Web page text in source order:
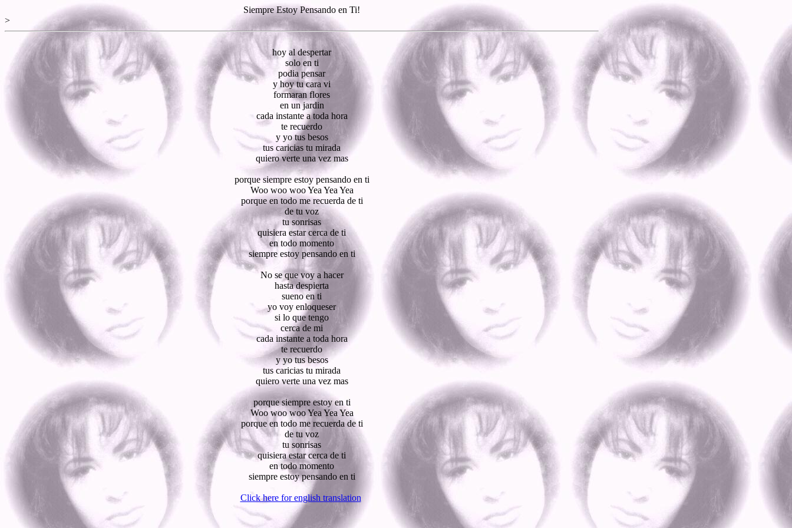
Siempre Estoy Pensando en Ti!
>
hoy al despertar
solo en ti
podia pensar
y hoy tu cara vi
formaran flores
en un jardin
cada instante a toda hora
te recuerdo
y yo tus besos
tus caricias tu mirada
quiero verte una vez mas
porque siempre estoy pensando en ti
Woo woo woo Yea Yea Yea
porque en todo me recuerda de ti
de tu voz
tu sonrisas
quisiera estar cerca de ti
en todo momento
siempre estoy pensando en ti
No se que voy a hacer
hasta despierta
sueno en ti
yo voy enloqueser
si lo que tengo
cerca de mi
cada instante a toda hora
te recuerdo
y yo tus besos
tus caricias tu mirada
quiero verte una vez mas
porque siempre estoy en ti
Woo woo woo Yea Yea Yea
porque en todo me recuerda de ti
de tu voz
tu sonrisas
quisiera estar cerca de ti
en todo momento
siempre estoy pensando en ti
Click here for english translation